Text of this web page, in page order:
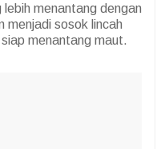
menantang dengan
menjadi sosok lincah
menantang maut.